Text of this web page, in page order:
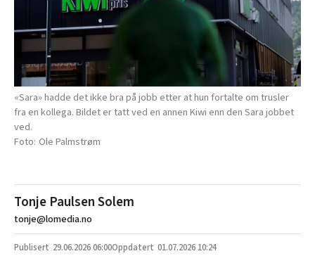
«Sara» hadde det ikke bra på jobb etter at hun fortalte om trusler
fra en kollega. Bildet er tatt ved en annen Kiwi enn den Sara jobbet
ved.
Ole Palmstrøm
Tonje Paulsen Solem
tonje@lomedia.no
29.06.202606:00 01.07.2026 10:24